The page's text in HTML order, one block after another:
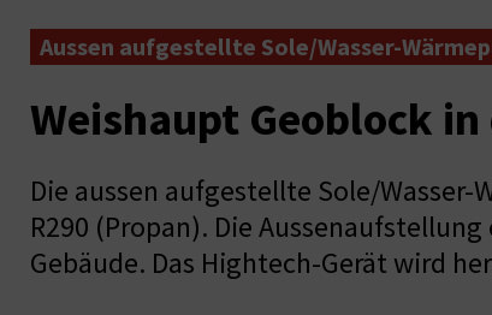
Aussen aufgestellte Sole/Wasser-
Weishaupt Geoblock
Die aussen aufgestellte Sole/
R290 (Propan). Die
Gebäude. Das Hightech-Gerät wird